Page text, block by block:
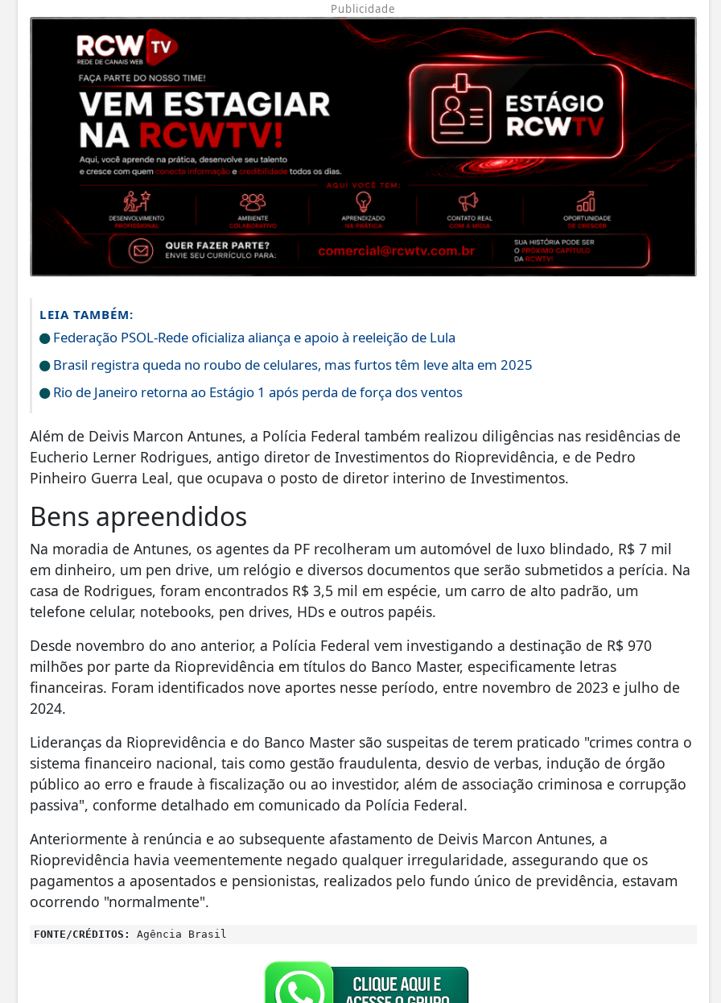
Publicidade
LEIA TAMBÉM:
Federação PSOL-Rede oficializa aliança e apoio à reeleição de Lula
Brasil registra queda no roubo de celulares, mas furtos têm leve alta em 2025
Rio de Janeiro retorna ao Estágio 1 após perda de força dos ventos
Além de Deivis Marcon Antunes, a Polícia Federal também realizou diligências nas residências de
Eucherio Lerner Rodrigues, antigo diretor de Investimentos do Rioprevidência, e de Pedro
Pinheiro Guerra Leal, que ocupava o posto de diretor interino de Investimentos.
Bens apreendidos
Na moradia de Antunes, os agentes da PF recolheram um automóvel de luxo blindado, R$ 7 mil
em dinheiro, um pen drive, um relógio e diversos documentos que serão submetidos a perícia. Na
casa de Rodrigues, foram encontrados R$ 3,5 mil em espécie, um carro de alto padrão, um
telefone celular, notebooks, pen drives, HDs e outros papéis.
Desde novembro do ano anterior, a Polícia Federal vem investigando a destinação de R$ 970
milhões por parte da Rioprevidência em títulos do Banco Master, especificamente letras
financeiras. Foram identificados nove aportes nesse período, entre novembro de 2023 e julho de
2024.
Lideranças da Rioprevidência e do Banco Master são suspeitas de terem praticado "crimes contra o
sistema financeiro nacional, tais como gestão fraudulenta, desvio de verbas, indução de órgão
público ao erro e fraude à fiscalização ou ao investidor, além de associação criminosa e corrupção
passiva", conforme detalhado em comunicado da Polícia Federal.
Anteriormente à renúncia e ao subsequente afastamento de Deivis Marcon Antunes, a
Rioprevidência havia veementemente negado qualquer irregularidade, assegurando que os
pagamentos a aposentados e pensionistas, realizados pelo fundo único de previdência, estavam
ocorrendo "normalmente".
FONTE/CRÉDITOS: Agência Brasil